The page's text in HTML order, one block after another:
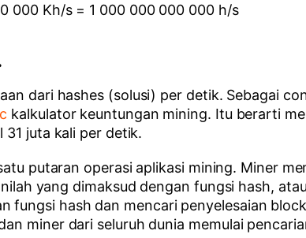
000 Kh/s = 1 000 000 000 000 h/s
dari hashes (solusi) per detik. Sebagai
kalkulator keuntungan mining. Itu berarti
31 juta kali per detik.
putaran operasi aplikasi mining. Miner
yang dimaksud dengan fungsi hash,
fungsi hash dan mencari penyelesaian
miner dari seluruh dunia memulai